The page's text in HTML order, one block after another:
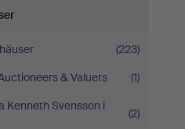
(223)
& Valuers
(1)
Kenneth Svensson i
(2)